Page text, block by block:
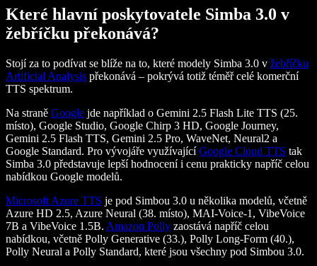
Které hlavní poskytovatele Simba 3.0 v
žebříčku překonává?
Stojí za to podívat se blíže na to, které modely Simba 3.0 v žebříčku
Artificial Analysis překonává – pokrývá totiž téměř celé komerční
TTS spektrum.
Na straně Google jde například o Gemini 2.5 Flash Lite TTS (25.
místo), Google Studio, Google Chirp 3 HD, Google Journey,
Gemini 2.5 Flash TTS, Gemini 2.5 Pro, WaveNet, Neural2 a
Google Standard. Pro vývojáře využívajícíGoogle Cloud TTS tak
Simba 3.0 představuje lepší hodnocení i cenu prakticky napříč celou
nabídkou Google modelů.
Microsoft Azure TTS je pod Simbou 3.0 u několika modelů, včetně
Azure HD 2.5, Azure Neural (38. místo), MAI-Voice-1, VibeVoice
7B a VibeVoice 1.5B. Amazon Polly zaostává napříč celou
nabídkou, včetně Polly Generative (33.), Polly Long-Form (40.),
Polly Neural a Polly Standard, které jsou všechny pod Simbou 3.0.